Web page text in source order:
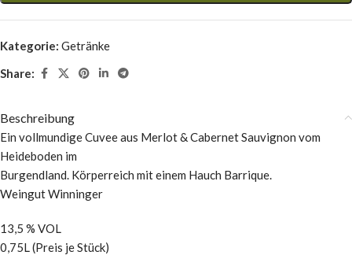
Kategorie: Getränke
Share:
Beschreibung
Ein vollmundige Cuvee aus Merlot & Cabernet Sauvignon vom
Heideboden im
Burgendland. Körperreich mit einem Hauch Barrique.
Weingut Winninger
13,5 % VOL
0,75L (Preis je Stück)